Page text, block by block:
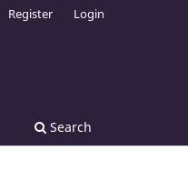
Search
Register Login